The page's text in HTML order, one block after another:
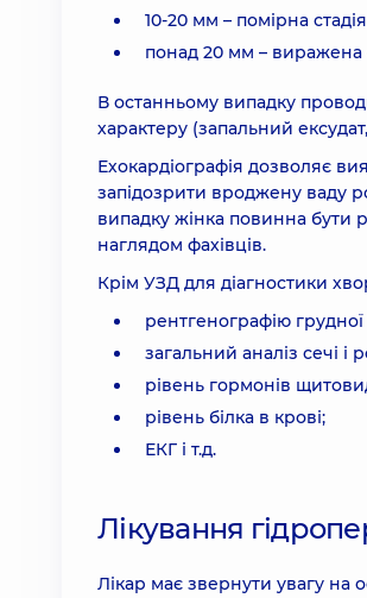
10-20 мм – помірна
понад 20 мм – виражена
В останньому випадку
характеру (запальний
Ехокардіографія дозволяє
запідозрити вроджену ваду
випадку жінка повинна бути
наглядом фахівців.
Крім УЗД для діагностики
рентгенографію грудної
загальний аналіз сечі і
рівень гормонів
рівень білка в крові;
ЕКГ і т.д.
Лікування
Лікар має звернути увагу на